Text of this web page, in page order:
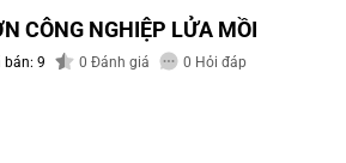
CÔNG NGHIỆP LỬA MỒI
bán: 9 0 Đánh giá 0 Hỏi đáp